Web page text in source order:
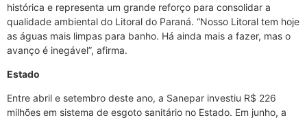
histórica e representa um grande reforço para consolidar a
qualidade ambiental do Litoral do Paraná. “Nosso Litoral tem hoje
as águas mais limpas para banho. Há ainda mais a fazer, mas o
avanço é inegável”, afirma.
Estado
Entre abril e setembro deste ano, a Sanepar investiu R$ 226
milhões em sistema de esgoto sanitário no Estado. Em junho, a